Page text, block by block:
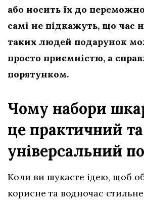
або носить їх до
самі не підкажуть, що час
таких людей подарунок
просто приємністю, а
порятунком.
Чому набори
це практичний та
універсальний
Коли ви шукаєте ідею, щоб
корисне та водночас